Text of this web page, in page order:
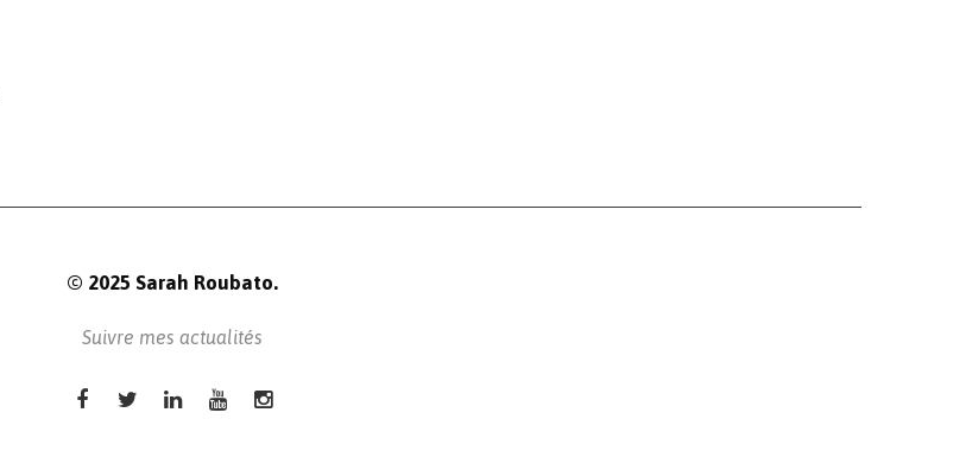
© 2025 Sarah Roubato.
Suivre mes actualités